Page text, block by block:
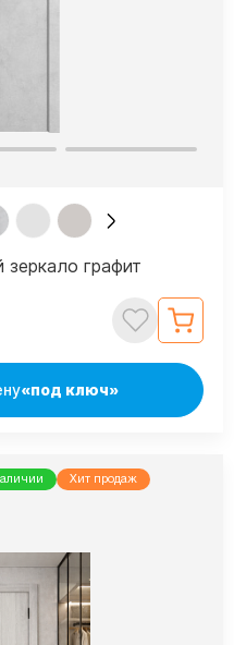
графит
«под ключ»
Хит продаж